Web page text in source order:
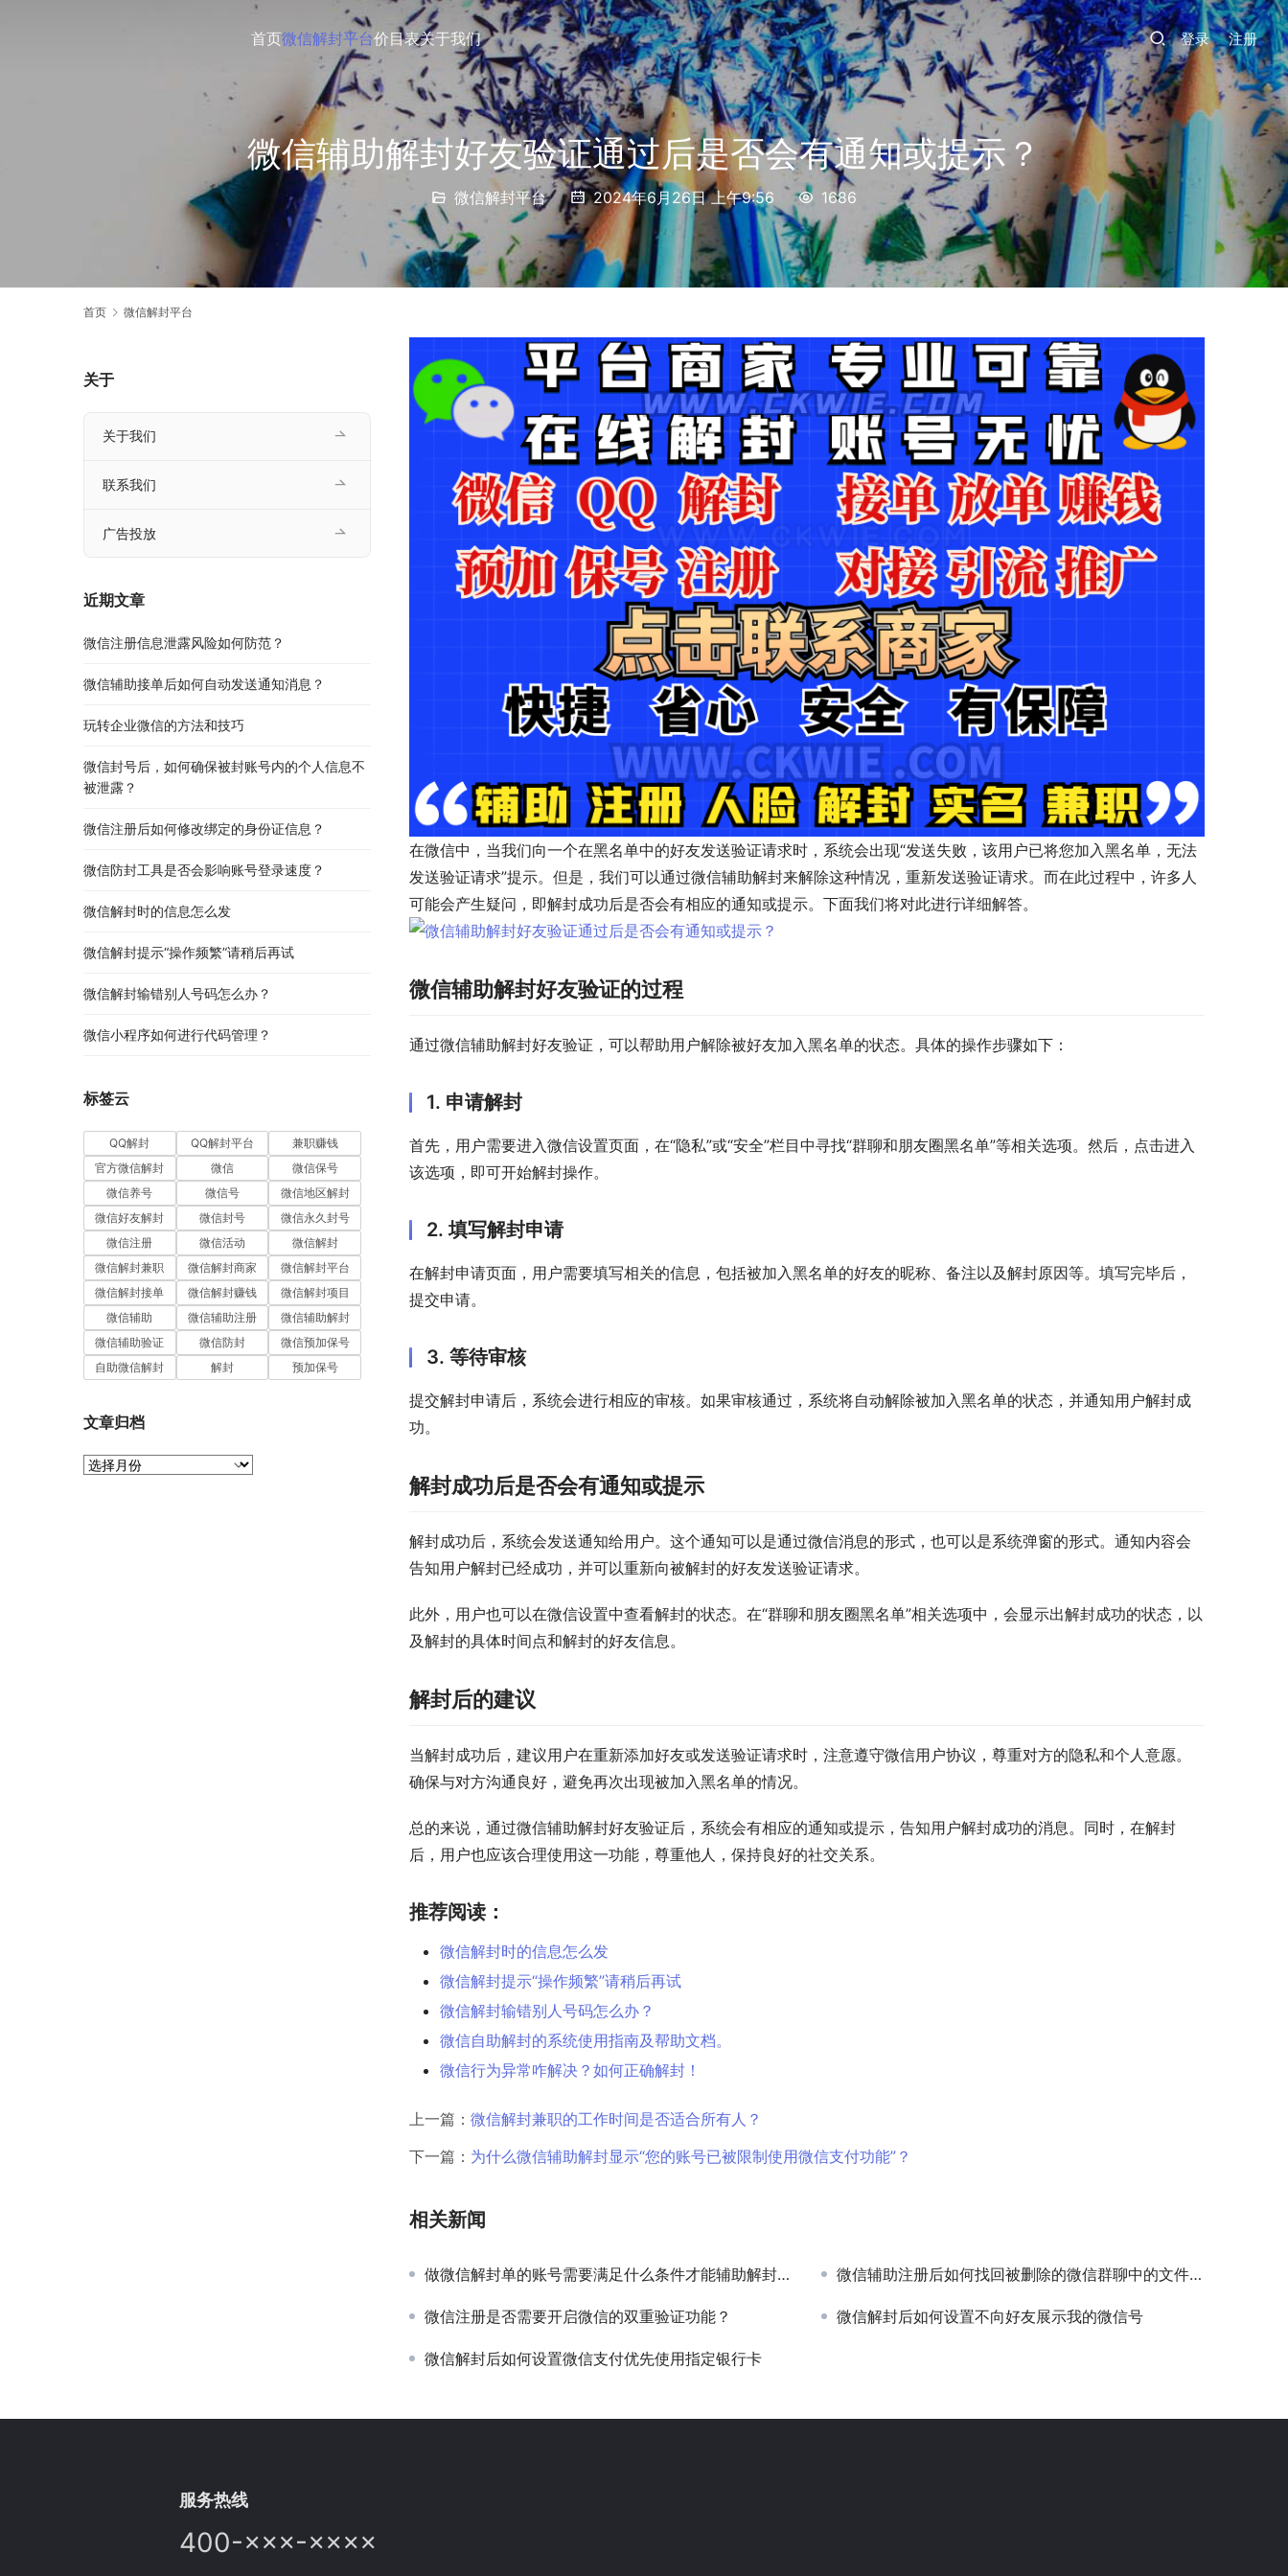
首页微信解封平台价目表关于我们 登录 注册
微信辅助解封好友验证通过后是否会有通知或提示？
微信解封平台 2024年6月26日 上午9:56 1686
首页 微信解封平台
在微信中，当我们向一个在黑名单中的好友发送验证请求时，系统会出现“发送失败，该用户已将您加入黑名单，无法
发送验证请求”提示。但是，我们可以通过微信辅助解封来解除这种情况，重新发送验证请求。而在此过程中，许多人
可能会产生疑问，即解封成功后是否会有相应的通知或提示。下面我们将对此进行详细解答。
微信辅助解封好友验证的过程
通过微信辅助解封好友验证，可以帮助用户解除被好友加入黑名单的状态。具体的操作步骤如下：
1. 申请解封
首先，用户需要进入微信设置页面，在“隐私”或“安全”栏目中寻找“群聊和朋友圈黑名单”等相关选项。然后，点击进入
该选项，即可开始解封操作。
2. 填写解封申请
在解封申请页面，用户需要填写相关的信息，包括被加入黑名单的好友的昵称、备注以及解封原因等。填写完毕后，
提交申请。
3. 等待审核
提交解封申请后，系统会进行相应的审核。如果审核通过，系统将自动解除被加入黑名单的状态，并通知用户解封成
功。
解封成功后是否会有通知或提示
解封成功后，系统会发送通知给用户。这个通知可以是通过微信消息的形式，也可以是系统弹窗的形式。通知内容会
告知用户解封已经成功，并可以重新向被解封的好友发送验证请求。
此外，用户也可以在微信设置中查看解封的状态。在“群聊和朋友圈黑名单”相关选项中，会显示出解封成功的状态，以
及解封的具体时间点和解封的好友信息。
解封后的建议
当解封成功后，建议用户在重新添加好友或发送验证请求时，注意遵守微信用户协议，尊重对方的隐私和个人意愿。
确保与对方沟通良好，避免再次出现被加入黑名单的情况。
总的来说，通过微信辅助解封好友验证后，系统会有相应的通知或提示，告知用户解封成功的消息。同时，在解封
后，用户也应该合理使用这一功能，尊重他人，保持良好的社交关系。
推荐阅读：
微信解封时的信息怎么发
微信解封提示“操作频繁”请稍后再试
微信解封输错别人号码怎么办？
微信自助解封的系统使用指南及帮助文档。
微信行为异常咋解决？如何正确解封！
上一篇： 微信解封兼职的工作时间是否适合所有人？
下一篇： 为什么微信辅助解封显示“您的账号已被限制使用微信支付功能”？
相关新闻
做微信解封单的账号需要满足什么条件才能辅助解封接单？ 微信辅助注册后如何找回被删除的微信群聊中的文件和链接？
微信注册是否需要开启微信的双重验证功能？ 微信解封后如何设置不向好友展示我的微信号
微信解封后如何设置微信支付优先使用指定银行卡
关于
关于我们
联系我们
广告投放
近期文章
微信注册信息泄露风险如何防范？
微信辅助接单后如何自动发送通知消息？
玩转企业微信的方法和技巧
微信封号后，如何确保被封账号内的个人信息不
被泄露？
微信注册后如何修改绑定的身份证信息？
微信防封工具是否会影响账号登录速度？
微信解封时的信息怎么发
微信解封提示“操作频繁”请稍后再试
微信解封输错别人号码怎么办？
微信小程序如何进行代码管理？
标签云
QQ解封 QQ解封平台
兼职赚钱
官方微信解封
微信
微信保号
微信养号
微信号
微信地区解封
微信好友解封
微信封号
微信永久封号
微信注册
微信活动
微信解封
微信解封兼职
微信解封商家
微信解封平台
微信解封接单
微信解封赚钱
微信解封项目
微信辅助
微信辅助注册
微信辅助解封
微信辅助验证
微信防封
微信预加保号
自助微信解封
解封 预加保号
文章归档
文
服务热线
400-×××-××××